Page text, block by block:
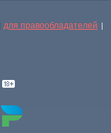
для правообладателей |